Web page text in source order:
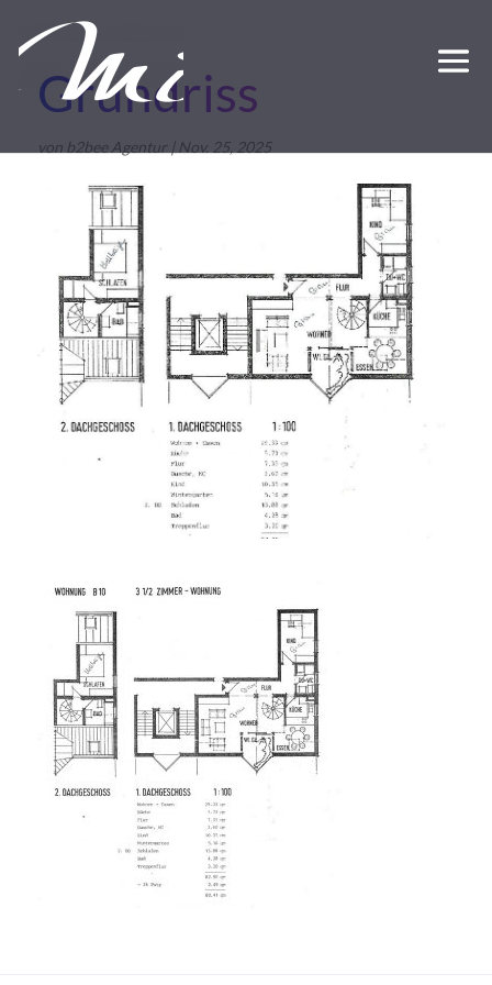
Grundriss
von b2bee Agentur| Nov. 25, 2025